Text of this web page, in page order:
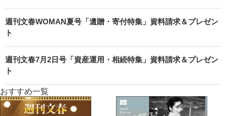
週刊文春WOMAN夏号「遺贈・寄付特集」資料請求＆プレゼン
ト
週刊文春7月2日号「資産運用・相続特集」資料請求＆プレゼン
ト
おすすめ一覧